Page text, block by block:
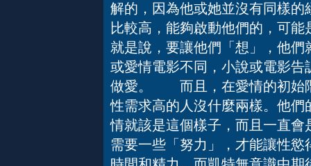
解的，因為他或她並沒有同樣
比較高，能夠啟動他們的，可
就是說，要讓他們「想」，他
或愛情電影不同，小說或電影
做愛。 而且，在愛情的初始
性需求高的人沒什麼兩樣。他
情就該是這個樣子，而且一直
需要一些「努力」，才能讓性